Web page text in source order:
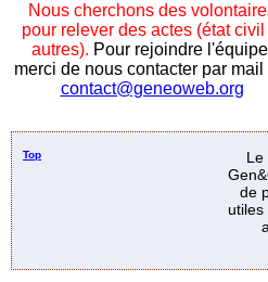
Nous cherchons des
pour relever des actes (état civil
autres). Pour rejoindre
merci de nous contacter par mail
contact@geneoweb.org
Top
Le
de
utiles